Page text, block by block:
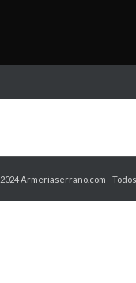
2024 Armeriaserrano.com -